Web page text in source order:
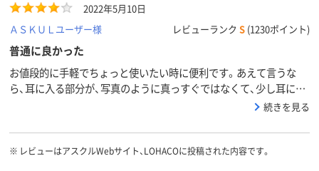
2022年5月10日
ＡＳＫＵＬユーザー様
レビューランク S (1230ポイント)
普通に良かった
お値段的に手軽でちょっと使いたい時に便利です。あえて言うな
ら、耳に入る部分が、写真のように真っすぐではなくて、少し耳に入
るように傾いて（曲がって）いるとなお良いと思いますが、それはお
続きを見る
※ レビューはアスクルWebサイト、LOHACOに投稿された内容です。